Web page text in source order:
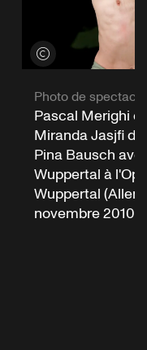
Voir les crédits
Photo de spectacle
Pascal Merighi
Miranda Jasjfi
Pina Bausch
Wuppertal à
Wuppertal
novembre 2010